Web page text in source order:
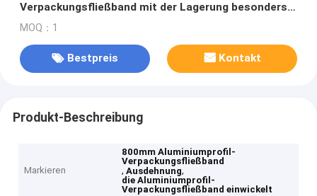
Verpackungsfließband mit der Lagerung besonders
angefertigt einwickelt
MOQ：1
Bestpreis Kontakt
Produkt-Beschreibung
Markieren
800mm Aluminiumprofil-
Verpackungsfließband
,Ausdehnung,
die Aluminiumprofil-
Verpackungsfließband einwickelt